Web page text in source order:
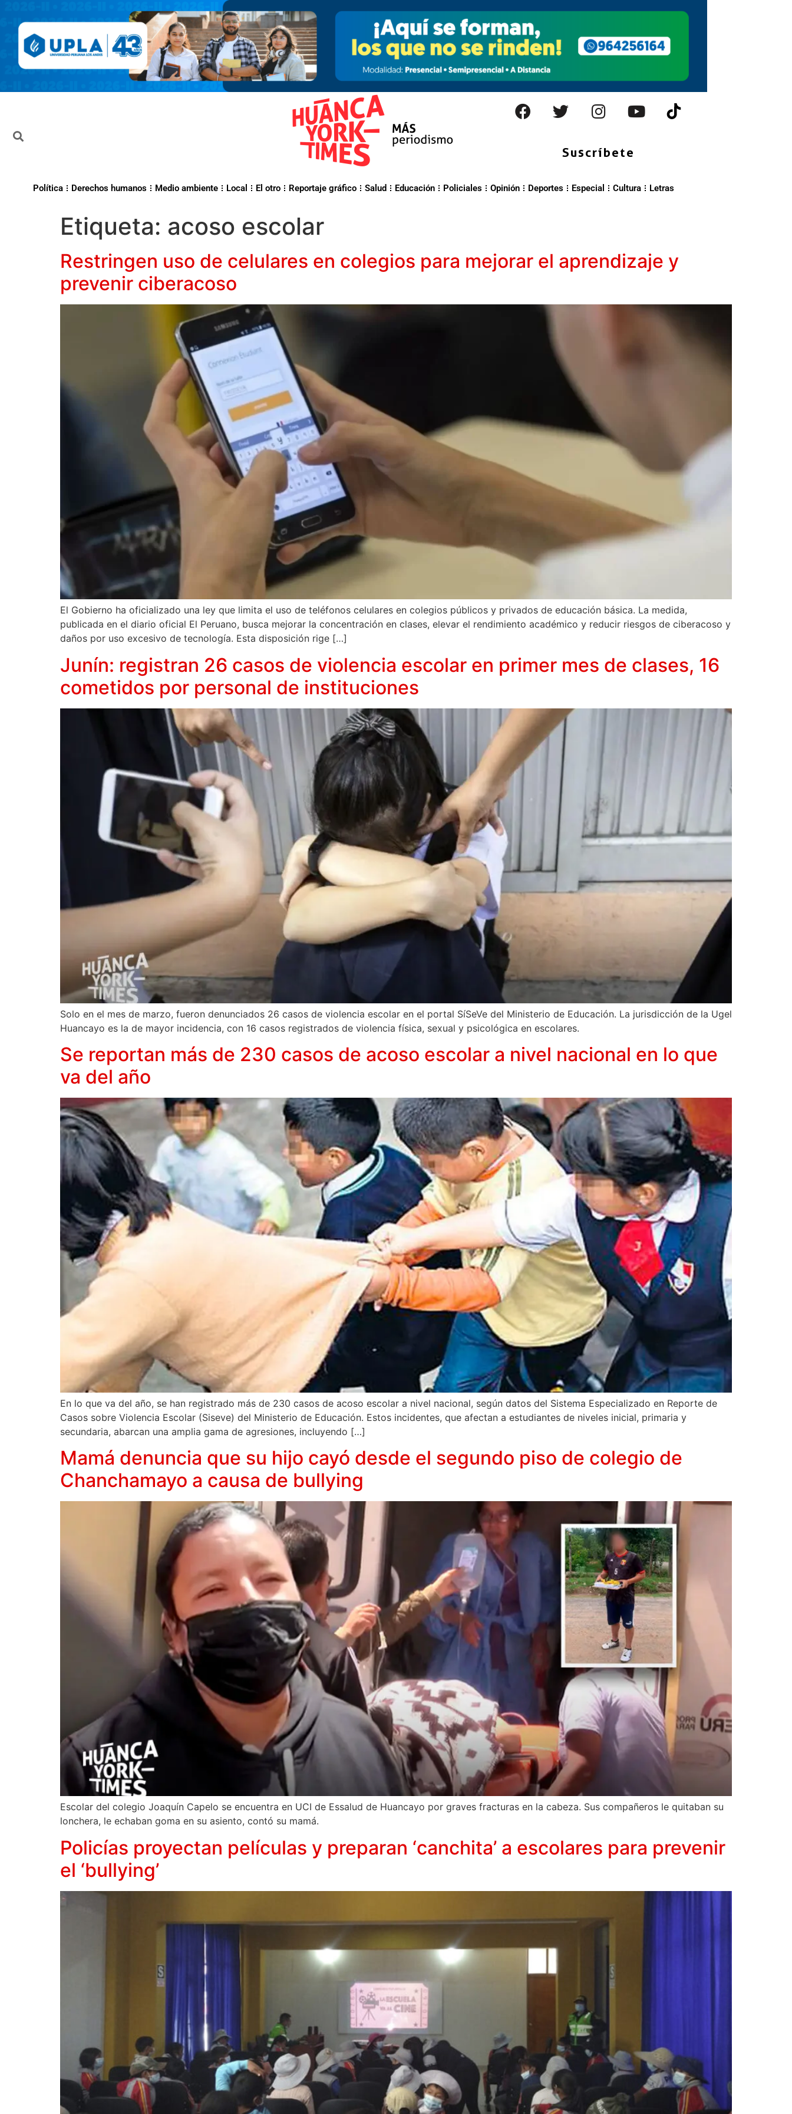
Suscríbete
Política Derechos humanos Medio ambiente Local El otro Reportaje gráfico Salud Educación Policiales Opinión Deportes Especial Cultura Letras
Etiqueta: acoso escolar
Restringen uso de celulares en colegios para mejorar el aprendizaje y
prevenir ciberacoso
El Gobierno ha oficializado una ley que limita el uso de teléfonos celulares en colegios públicos y privados de educación básica. La medida,
publicada en el diario oficial El Peruano, busca mejorar la concentración en clases, elevar el rendimiento académico y reducir riesgos de ciberacoso y
daños por uso excesivo de tecnología. Esta disposición rige […]
Junín: registran 26 casos de violencia escolar en primer mes de clases, 16
cometidos por personal de instituciones
Solo en el mes de marzo, fueron denunciados 26 casos de violencia escolar en el portal SíSeVe del Ministerio de Educación. La jurisdicción de la Ugel
Huancayo es la de mayor incidencia, con 16 casos registrados de violencia física, sexual y psicológica en escolares.
Se reportan más de 230 casos de acoso escolar a nivel nacional en lo que
va del año
En lo que va del año, se han registrado más de 230 casos de acoso escolar a nivel nacional, según datos del Sistema Especializado en Reporte de
Casos sobre Violencia Escolar (Siseve) del Ministerio de Educación. Estos incidentes, que afectan a estudiantes de niveles inicial, primaria y
secundaria, abarcan una amplia gama de agresiones, incluyendo […]
Mamá denuncia que su hijo cayó desde el segundo piso de colegio de
Chanchamayo a causa de bullying
Escolar del colegio Joaquín Capelo se encuentra en UCI de Essalud de Huancayo por graves fracturas en la cabeza. Sus compañeros le quitaban su
lonchera, le echaban goma en su asiento, contó su mamá.
Policías proyectan películas y preparan ‘canchita’ a escolares para prevenir
el ‘bullying’